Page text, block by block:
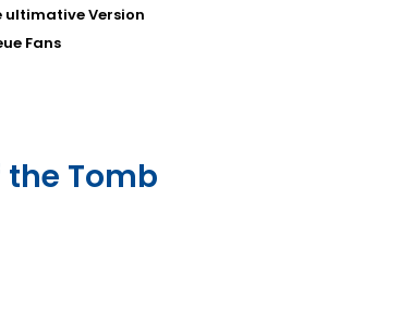
ultimative Version
Fans
the Tomb